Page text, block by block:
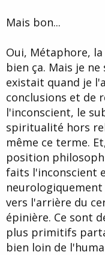
Mais bon...
Oui, Métaphore,
bien ça. Mais je
existait quand je
conclusions et de
l'inconscient, le
spiritualité hors
même ce terme.
position
faits l'inconscient
vers l'arrière du
épinière. Ce sont
plus primitifs
bien loin de